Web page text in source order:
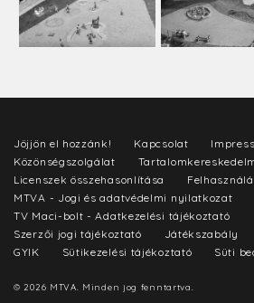
Jöjjön el hozzánk! Kapcsolat
Közönségszolgálat
Licenszek összehasonlítása
MTVA - Jogi és adatvédelmi nyilatkozat
TV Maci-bolt - Adatkezelési tájékoztató
Szerzői jogi tájékoztató
Játékszabály
GYIK
Sütikezelési tájékoztató Süti
© 2026 MTVA. Minden jog fenntartva.